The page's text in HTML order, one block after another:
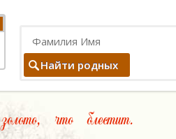
Найти родных
что блестит.